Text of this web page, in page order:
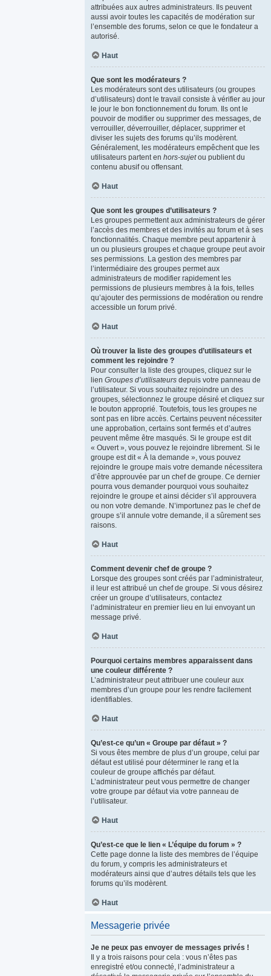
attribuées aux autres administrateurs. Ils peuvent
aussi avoir toutes les capacités de modération sur
l’ensemble des forums, selon ce que le fondateur a
autorisé.
Haut
Que sont les modérateurs ?
Les modérateurs sont des utilisateurs (ou groupes
d’utilisateurs) dont le travail consiste à vérifier au jour
le jour le bon fonctionnement du forum. Ils ont le
pouvoir de modifier ou supprimer des messages, de
verrouiller, déverrouiller, déplacer, supprimer et
diviser les sujets des forums qu’ils modèrent.
Généralement, les modérateurs empêchent que les
utilisateurs partent en hors-sujetou publient du
contenu abusif ou offensant.
Haut
Que sont les groupes d’utilisateurs ?
Les groupes permettent aux administrateurs de gérer
l’accès des membres et des invités au forum et à ses
fonctionnalités. Chaque membre peut appartenir à
un ou plusieurs groupes et chaque groupe peut avoir
ses permissions. La gestion des membres par
l’intermédiaire des groupes permet aux
administrateurs de modifier rapidement les
permissions de plusieurs membres à la fois, telles
qu’ajouter des permissions de modération ou rendre
accessible un forum privé.
Haut
Où trouver la liste des groupes d’utilisateurs et
comment les rejoindre ?
Pour consulter la liste des groupes, cliquez sur le
lien Groupes d’utilisateurs depuis votre panneau de
l’utilisateur. Si vous souhaitez rejoindre un des
groupes, sélectionnez le groupe désiré et cliquez sur
le bouton approprié. Toutefois, tous les groupes ne
sont pas en libre accès. Certains peuvent nécessiter
une approbation, certains sont fermés et d’autres
peuvent même être masqués. Si le groupe est dit
« Ouvert », vous pouvez le rejoindre librement. Si le
groupe est dit « À la demande », vous pouvez
rejoindre le groupe mais votre demande nécessitera
d’être approuvée par un chef de groupe. Ce dernier
pourra vous demander pourquoi vous souhaitez
rejoindre le groupe et ainsi décider s’il approuvera
ou non votre demande. N’importunez pas le chef de
groupe s’il annule votre demande, il a sûrement ses
raisons.
Haut
Comment devenir chef de groupe ?
Lorsque des groupes sont créés par l’administrateur,
il leur est attribué un chef de groupe. Si vous désirez
créer un groupe d’utilisateurs, contactez
l’administrateur en premier lieu en lui envoyant un
message privé.
Haut
Pourquoi certains membres apparaissent dans
une couleur différente ?
L’administrateur peut attribuer une couleur aux
membres d’un groupe pour les rendre facilement
identifiables.
Haut
Qu’est-ce qu’un « Groupe par défaut » ?
Si vous êtes membre de plus d’un groupe, celui par
défaut est utilisé pour déterminer le rang et la
couleur de groupe affichés par défaut.
L’administrateur peut vous permettre de changer
votre groupe par défaut via votre panneau de
l’utilisateur.
Haut
Qu’est-ce que le lien « L’équipe du forum » ?
Cette page donne la liste des membres de l’équipe
du forum, y compris les administrateurs et
modérateurs ainsi que d’autres détails tels que les
forums qu’ils modèrent.
Haut
Messagerie privée
Je ne peux pas envoyer de messages privés !
Il y a trois raisons pour cela : vous n’êtes pas
enregistré et/ou connecté, l’administrateur a